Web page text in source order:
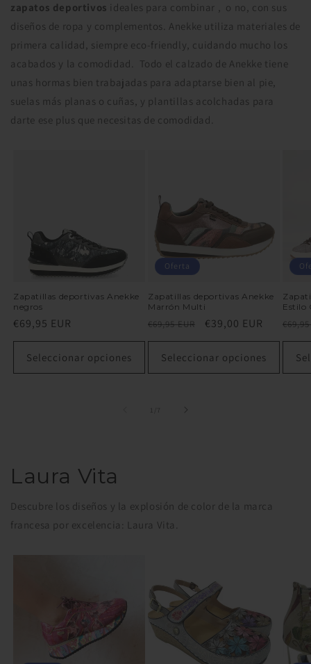
zapatos deportivos ideales para combinar , o no, con sus
diseños de ropa y complementos. Anekke utiliza materiales de
primera calidad, siempre eco-friendly, cuidando mucho los
acabados y la comodidad. Todo el calzado de Anekke tiene
unas hormas bien trabajadas para adaptarse bien al pie,
suelas más planas o cuñas, y plantillas acolchadas para
darte ese plus que necesitas de comodidad.
Zapatillas deportivas Anekke
negros
Precio
habitual
€69,95 EUR
Seleccionar opciones
Oferta
Zapatillas deportivas Anekke
Marrón Multi
Precio
habitual
€69,95 EUR
Precio
de
oferta
€39,00 EUR
Seleccionar opciones
Estilo
Laura Vita
Descubre los diseños y la explosión de color de la marca
francesa por excelencia: Laura Vita.